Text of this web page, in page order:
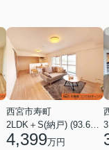
西宮市寿町
2LDK＋S(納戸) (93.60㎡)
4,399万円